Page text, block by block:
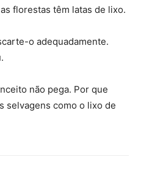
florestas têm latas de lixo.
o adequadamente.
não pega. Por que
selvagens como o lixo de